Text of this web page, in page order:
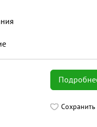
Сохранить